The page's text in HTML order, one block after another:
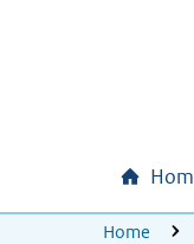
Hoofdnavigatie
U bevindt
Home